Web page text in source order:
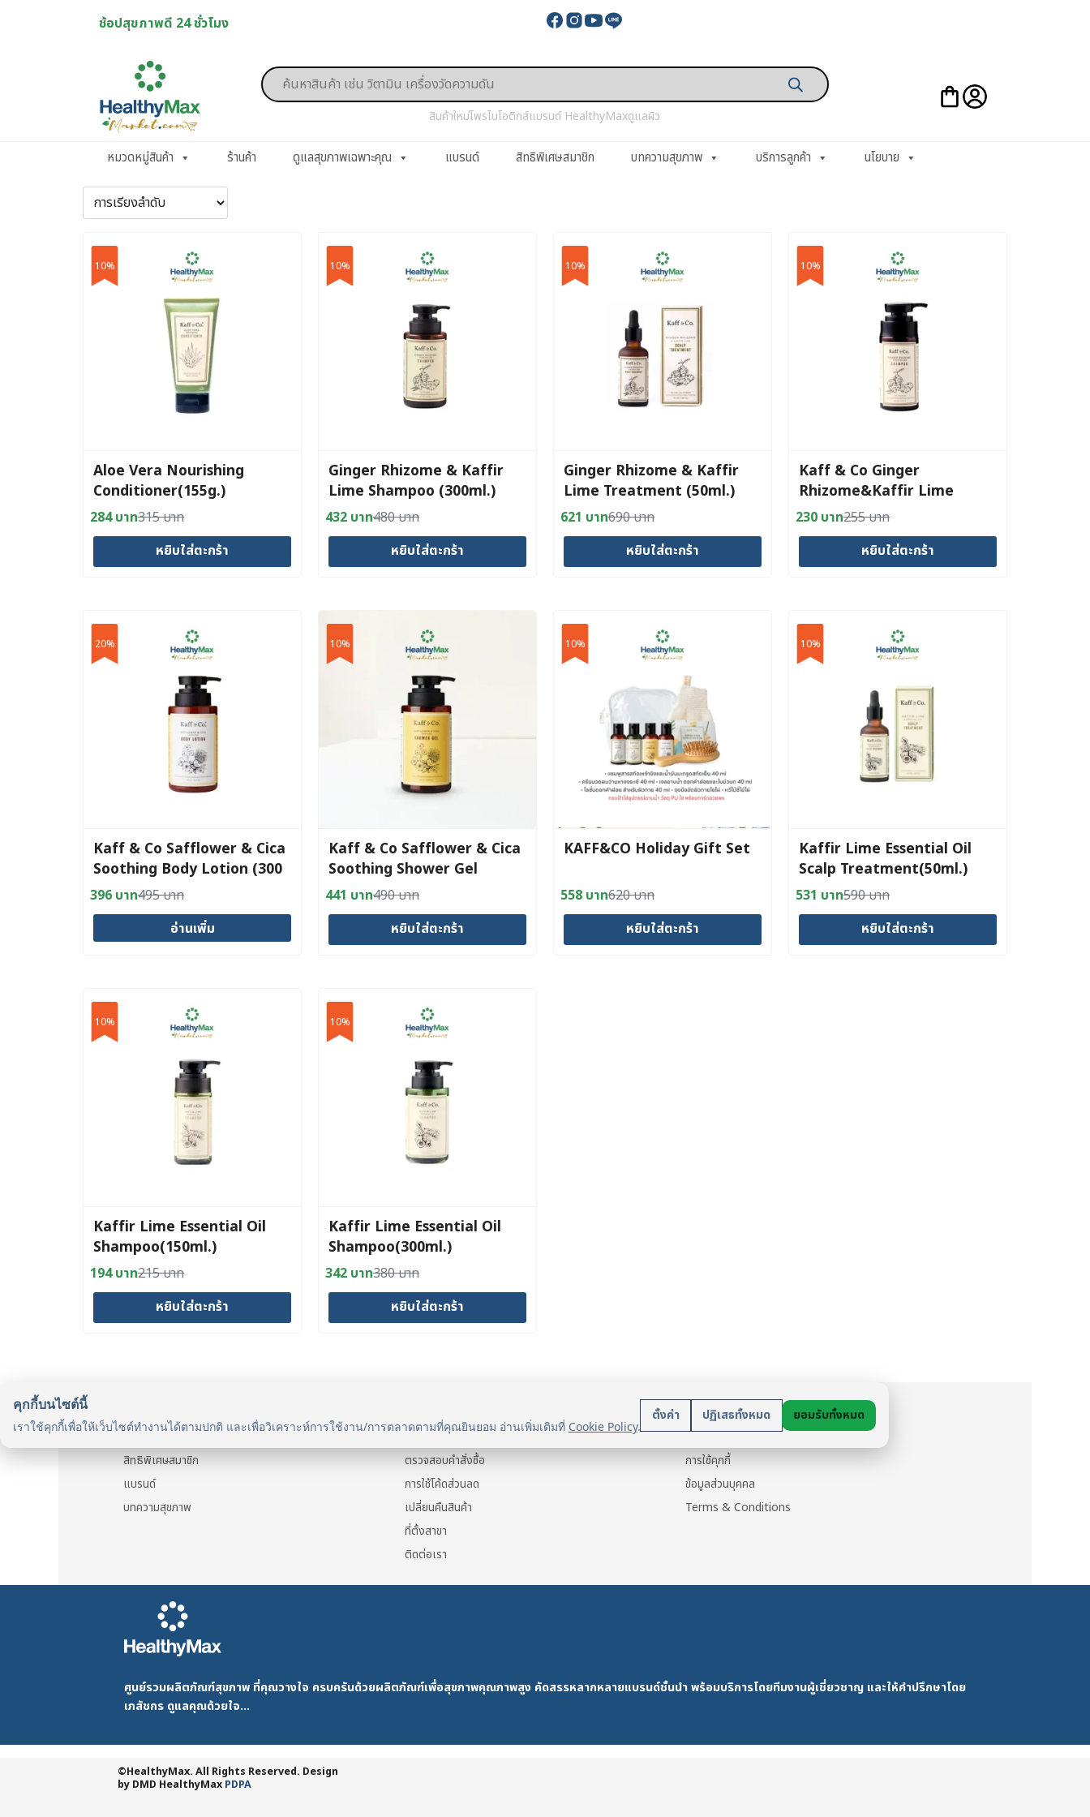
ช้อปสุขภาพดี 24 ชั่วโมง
Products
search
สินค้าใหม่โพรไบโอติกส์แบรนด์ HealthyMaxดูแลผิว
หมวดหมู่สินค้า ร้านค้า ดูแลสุขภาพเฉพาะคุณ แบรนด์ สิทธิพิเศษสมาชิก บทความสุขภาพ บริการลูกค้า นโยบาย
10%
Aloe Vera Nourishing
Conditioner(155g.)
315บาท
Original
price
was:
284บาท
Current
price
is:
หยิบใส่ตะกร้า
10%
Ginger Rhizome & Kaffir
Lime Shampoo (300ml.)
480บาท
Original
price
was:
432 บาท
Current
price
is:
หยิบใส่ตะกร้า
10%
Ginger Rhizome & Kaffir
Lime Treatment (50ml.)
690บาท
Original
price
was:
621 บาท
Current
price
is:
หยิบใส่ตะกร้า
10%
Kaff & Co Ginger
Rhizome&Kaffir Lime
Shampoo (150ml.)
255บาท
Original
price
was:
230 บาท
Current
price
is:
หยิบใส่ตะกร้า
20%
Kaff & Co Safflower & Cica
Soothing Body Lotion (300
ml.)
495บาท
Original
price
was:
396 บาท
Current
price
is:
อ่านเพิ่ม
10%
Kaff & Co Safflower & Cica
Soothing Shower Gel
(300ml.)490บาท
Original
price
was:
441 บาท
Current
price
is:
หยิบใส่ตะกร้า
10%
KAFF&CO Holiday Gift Set
620บาท
Original
price
was:
558 บาท
Current
price
is:
หยิบใส่ตะกร้า
10%
Kaffir Lime Essential Oil
Scalp Treatment(50ml.)
590บาท
Original
price
was:
531 บาท
Current
price
is:
หยิบใส่ตะกร้า
10%
Kaffir Lime Essential Oil
Shampoo(150ml.)
215บาท
Original
price
was:
194บาท
Current
price
is:
หยิบใส่ตะกร้า
10%
Kaffir Lime Essential Oil
Shampoo(300ml.)
380บาท
Original
price
was:
342 บาท
Current
price
is:
หยิบใส่ตะกร้า
คุกกี้บนไซต์นี้
เราใช้คุกกี้เพื่อให้เว็บไซต์ทำงานได้ตามปกติ และเพื่อวิเคราะห์การใช้งาน/การตลาดตามที่คุณยินยอม อ่านเพิ่มเติมที่ Cookie Policy.
ตั้งค่า ปฏิเสธทั้งหมด ยอมรับทั้งหมด
สิทธิพิเศษสมาชิก
แบรนด์
บทความสุขภาพ
แจ้งการชำระเงิน
ตรวจสอบคำสั่งซื้อ
การใช้โค้ดส่วนลด
เปลี่ยนคืนสินค้า
ที่ตั้งสาขา
ติดต่อเรา
นโยบาย
ข้อมูลส่วนตัว
การใช้คุกกี้
ข้อมูลส่วนบุคคล
Terms & Conditions
ศูนย์รวมผลิตภัณฑ์สุขภาพ ที่คุณวางใจ ครบครันด้วยผลิตภัณฑ์เพื่อสุขภาพคุณภาพสูง คัดสรรหลากหลายแบรนด์ชั้นนำ พร้อมบริการโดยทีมงานผู้เชี่ยวชาญ และให้คำปรึกษาโดย
เภสัชกร ดูแลคุณด้วยใจ...
©HealthyMax. All Rights Reserved. Design
by DMD HealthyMax PDPA